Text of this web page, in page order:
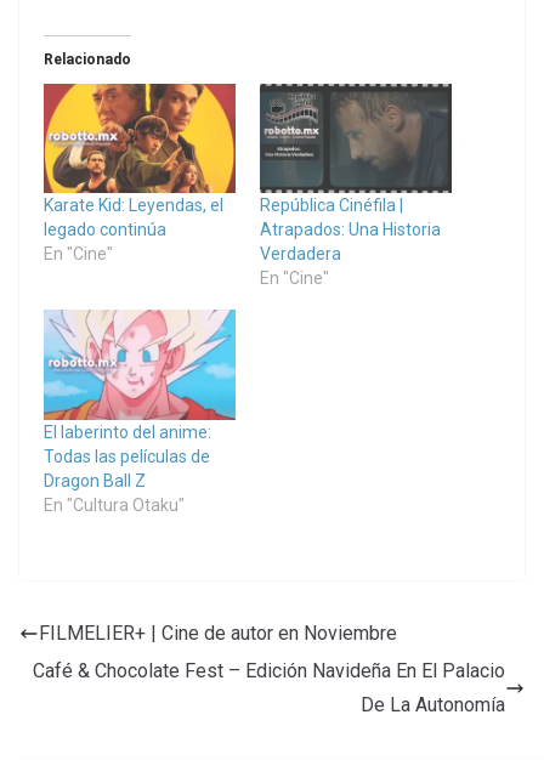
Relacionado
Karate Kid: Leyendas, el
legado continúa
En "Cine"
República Cinéfila |
Atrapados: Una Historia
Verdadera
En "Cine"
El laberinto del anime:
Todas las películas de
Dragon Ball Z
En "Cultura Otaku"
FILMELIER+ | Cine de autor en Noviembre
Café & Chocolate Fest – Edición Navideña En El Palacio
De La Autonomía